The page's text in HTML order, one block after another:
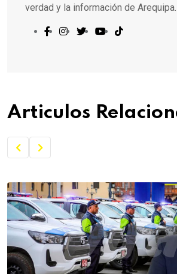
verdad y la información de Arequipa.
Articulos